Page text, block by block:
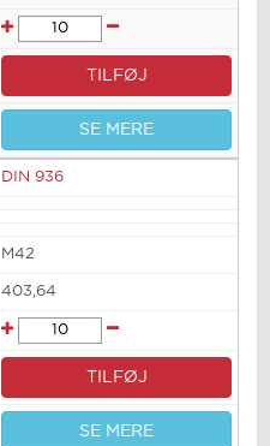
TILFØJ
SE MERE
DIN 936
M42
403,64
TILFØJ
SE MERE